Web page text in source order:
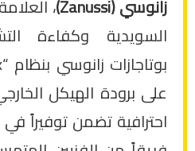
زانوسي (Zanussi)
،
السويدية وكفاءة
على برودة الهيكل
احترافية تضمن توفيراً